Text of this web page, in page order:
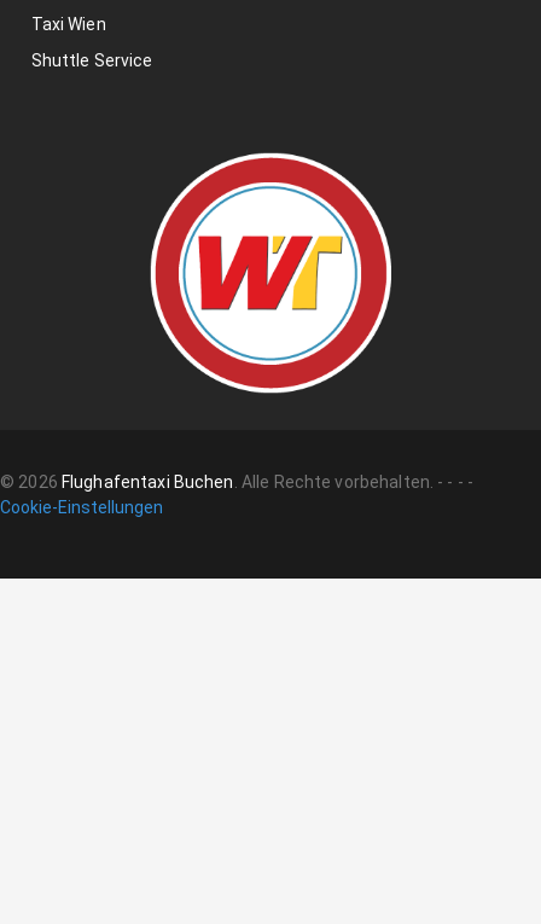
Taxi Wien
Shuttle Service
© 2026 Flughafentaxi Buchen. Alle Rechte vorbehalten. - - - -
Cookie-Einstellungen